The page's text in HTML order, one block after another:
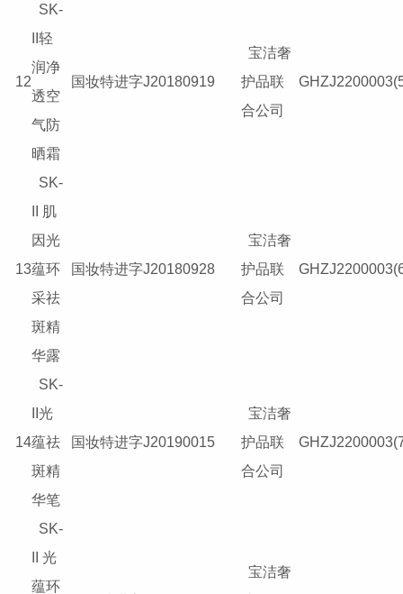
12
SK-
II轻
润净
透空
气防
晒霜
国妆特进字J20180919
宝洁奢
护品联
合公司
13
SK-
II 肌
因光
蕴环
采祛
斑精
华露
国妆特进字J20180928
宝洁奢
护品联
合公司
14
SK-
II光
蕴祛
斑精
华笔
国妆特进字J20190015
宝洁奢
护品联
合公司
SK-
II 光
蕴环
宝洁奢